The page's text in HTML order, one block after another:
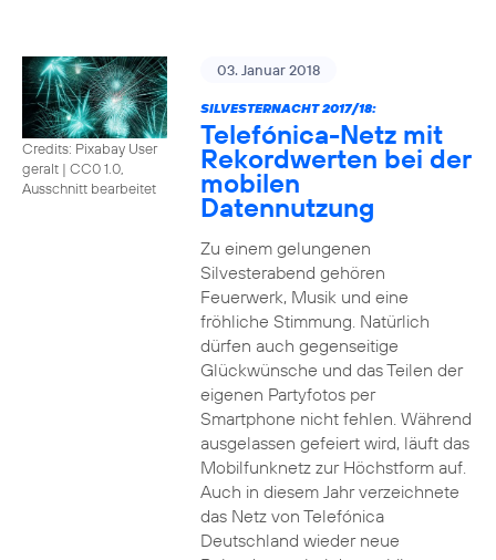
Credits: Pixabay User
geralt | CC0 1.0,
Ausschnitt bearbeitet
03. Januar 2018
SILVESTERNACHT 2017/18:
Telefónica-Netz mit
Rekordwerten bei der
mobilen
Datennutzung
Zu einem gelungenen
Silvesterabend gehören
Feuerwerk, Musik und eine
fröhliche Stimmung. Natürlich
dürfen auch gegenseitige
Glückwünsche und das Teilen der
eigenen Partyfotos per
Smartphone nicht fehlen. Während
ausgelassen gefeiert wird, läuft das
Mobilfunknetz zur Höchstform auf.
Auch in diesem Jahr verzeichnete
das Netz von Telefónica
Deutschland wieder neue